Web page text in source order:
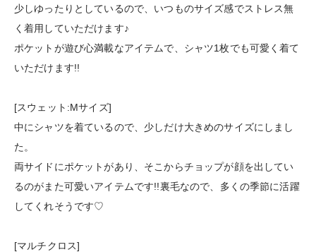
少しゆったりとしているので、いつものサイズ感でストレス無
く着用していただけます♪
ポケットが遊び心満載なアイテムで、シャツ1枚でも可愛く着て
いただけます!!
[スウェット:Mサイズ]
中にシャツを着ているので、少しだけ大きめのサイズにしまし
た。
両サイドにポケットがあり、そこからチョップが顔を出してい
るのがまた可愛いアイテムです!!裏毛なので、多くの季節に活躍
してくれそうです♡
[マルチクロス]